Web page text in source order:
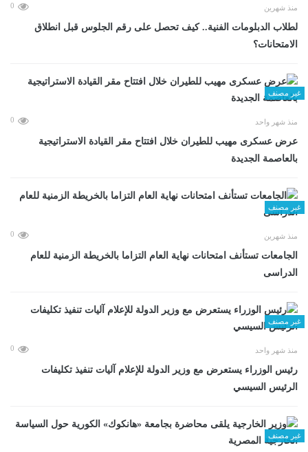
منذ شهرين 0
لطلاب الدبلومات الفنية.. كيف تحصل على رقم الجلوس قبل انطلاق
الامتحانات؟
غير مصنف
منذ شهر واحد 0
عرض عسكرى مهيب للطيران خلال افتتاح مقر القيادة الاستراتيجية
بالعاصمة الجديدة
غير مصنف
منذ شهرين 0
الجامعات تستأنف امتحانات نهاية العام التزاما بالخريطة الزمنية للعام
الدراسى
غير مصنف
منذ شهر واحد 0
رئيس الوزراء يستعرض مع وزير الدولة للإعلام آليات تنفيذ تكليفات
الرئيس السيسي
غير مصنف